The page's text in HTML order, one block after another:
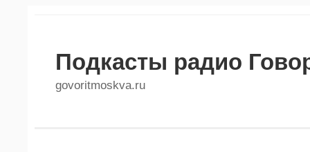
Подкасты радио
govoritmoskva.ru